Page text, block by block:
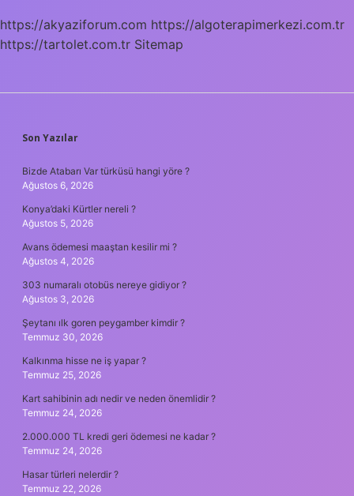
https://akyaziforum.com https://algoterapimerkezi.com.tr
https://tartolet.com.tr Sitemap
SIDEBAR
Son Yazılar
Bizde Atabarı Var türküsü hangi yöre ?
Ağustos 6, 2026
Konya’daki Kürtler nereli ?
Ağustos 5, 2026
Avans ödemesi maaştan kesilir mi ?
Ağustos 4, 2026
303 numaralı otobüs nereye gidiyor ?
Ağustos 3, 2026
Şeytanı ılk goren peygamber kimdir ?
Temmuz 30, 2026
Kalkınma hisse ne iş yapar ?
Temmuz 25, 2026
Kart sahibinin adı nedir ve neden önemlidir ?
Temmuz 24, 2026
2.000.000 TL kredi geri ödemesi ne kadar ?
Temmuz 24, 2026
Hasar türleri nelerdir ?
Temmuz 22, 2026